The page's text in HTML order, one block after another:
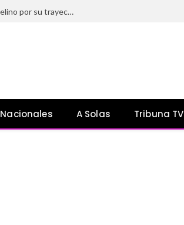
El HCD distinguió a referentes del deporte sanrafaelino por su trayectoria y aporte a la comunidad
Nacionales A Solas Tribuna TV